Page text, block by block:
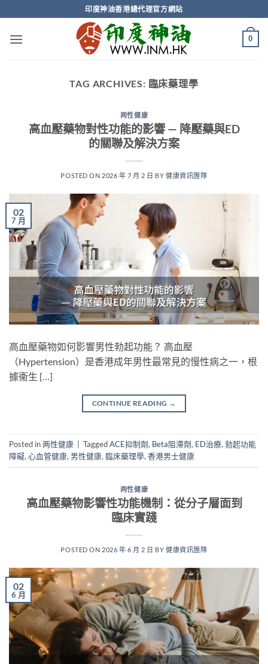
to
content
印度神油香港總代理官方網站
0
TAG ARCHIVES: 臨床藥理學
两性健康
高血壓藥物對性功能的影響 — 降壓藥與ED
的關聯及解決方案
POSTED ON 2026 年 7 月 2 日 BY健康資訊團隊
02
7 月
高血壓藥物如何影響男性勃起功能？ 高血壓
（Hypertension）是香港成年男性最常見的慢性病之一，根
據衞生 […]
CONTINUE READING →
Posted in两性健康 TaggedACE抑制劑, Beta阻滯劑, ED治療,勃起功能
障礙,心血管健康, 男性健康, 臨床藥理學,香港男士健康
两性健康
高血壓藥物影響性功能機制：從分子層面到
臨床實踐
POSTED ON 2026 年 6 月 2 日 BY健康資訊團隊
02
6 月